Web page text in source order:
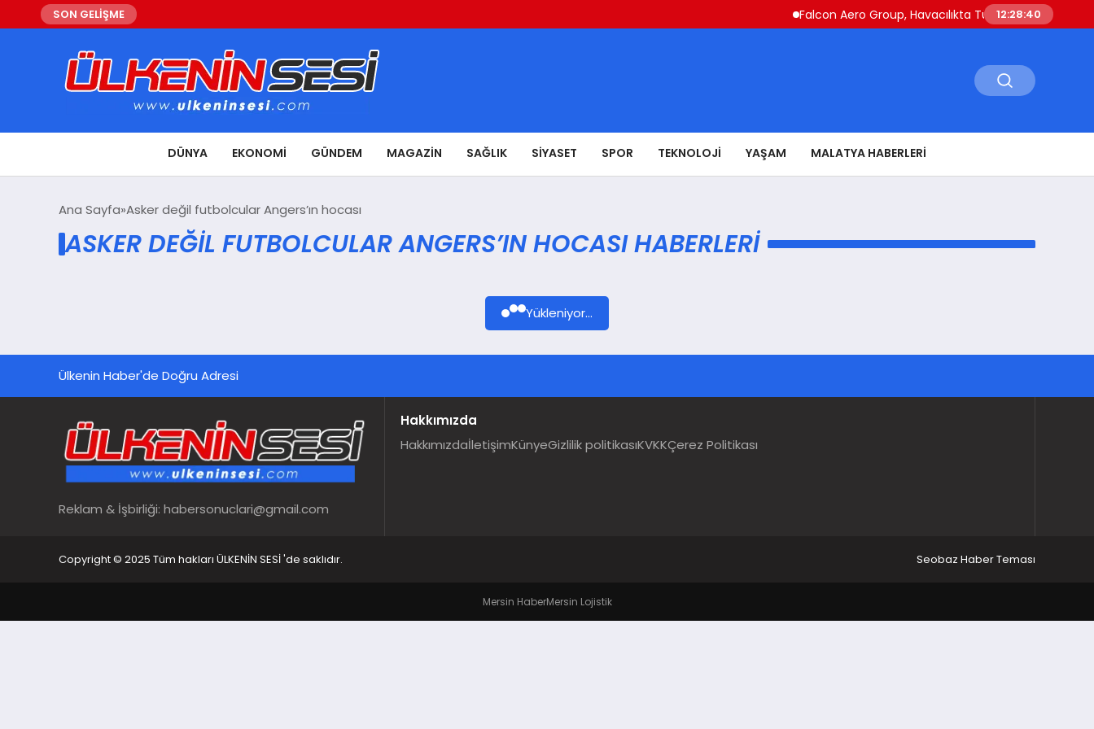
SON GELİŞME Falcon Aero Group, Havacılıkta Türkiye Merkezli
12:28:40
DÜNYA EKONOMI GÜNDEM MAGAZIN SAĞLIK SIYASET SPOR TEKNOLOJI YAŞAM MALATYA HABERLERI
Ana Sayfa Asker değil futbolcular Angers’ın hocası
ASKER DEĞIL FUTBOLCULAR ANGERS’IN HOCASI HABERLERI
Yükleniyor...
Ülkenin Haber'de Doğru Adresi
Reklam & İşbirliği: habersonuclari@gmail.com
Hakkımızda
HakkımızdaİletişimKünyeGizlilik politikasıKVKKÇerez Politikası
Copyright © 2025 Tüm hakları ÜLKENİN SESİ 'de saklıdır. Seobaz Haber Teması
Mersin HaberMersin Lojistik